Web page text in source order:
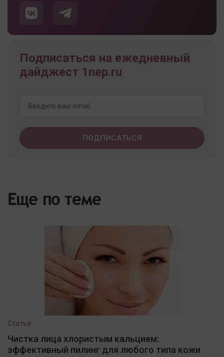
Подписаться на ежедневный
дайджест 1nep.ru
Еще по теме
Статья
Чистка лица хлористым кальцием:
эффективный пилинг для любого типа кожи